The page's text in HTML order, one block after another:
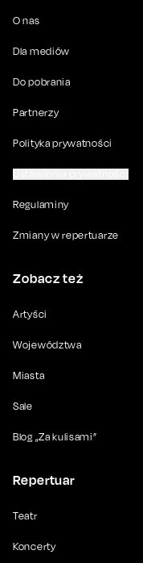
O nas
Dla mediów
Do pobrania
Partnerzy
Polityka prywatności
Regulaminy
Zmiany w repertuarze
Zobacz też
Artyści
Województwa
Miasta
Sale
Blog „Za kulisami”
Repertuar
Teatr
Koncerty